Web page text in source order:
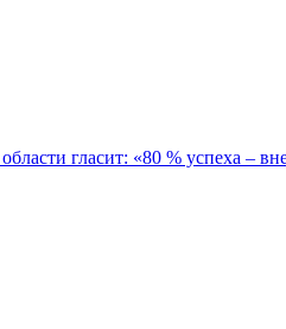
гласит: «80 % успеха –